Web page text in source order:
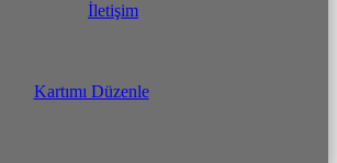
İletişim
Kartımı Düzenle